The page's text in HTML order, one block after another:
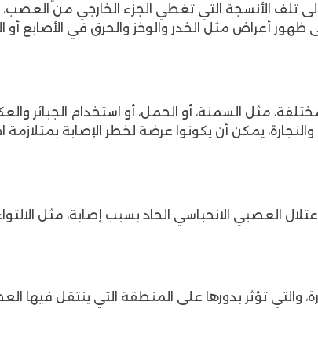
تلف الأنسجة التي تغطي الجزء الخارجي من
أعراض مثل الخدر والوخز والحرق في الأصابع أو
مثل السمنة، أو الحمل، أو استخدام الجبائر
يمكن أن يكونوا عرضة لخطر الإصابة بمتلازمة
العصبي الانحباسي الحاد بسبب إصابة، مثل
والتي تؤثر بدورها على المنطقة التي ينتقل فيها